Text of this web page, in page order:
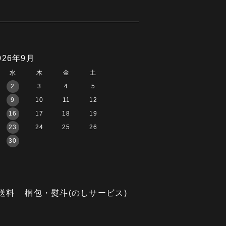
年9月
水 木 金
土
2 3 4
5
9 10 11
12
16 17 18
19
23 24 25
26
30
料 梱包・熨斗(のしサービス)